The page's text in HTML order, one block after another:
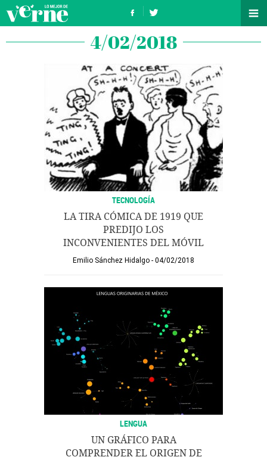
4/02/2018
TECNOLOGÍA
LA TIRA CÓMICA DE 1919 QUE
PREDIJO LOS
INCONVENIENTES DEL MÓVIL
Emilio Sánchez Hidalgo 04/02/2018
LENGUA
UN GRÁFICO PARA
COMPRENDER EL ORIGEN DE